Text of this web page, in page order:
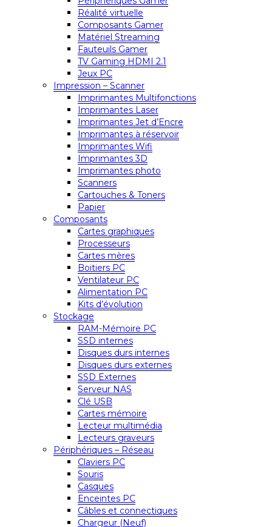
Réalité virtuelle
Composants Gamer
Matériel Streaming
Fauteuils Gamer
TV Gaming HDMI 2.1
Jeux PC
Impression – Scanner
Imprimantes Multifonctions
Imprimantes Laser
Imprimantes Jet d’Encre
Imprimantes à réservoir
Imprimantes Wifi
Imprimantes 3D
Imprimantes photo
Scanners
Cartouches & Toners
Papier
Composants
Cartes graphiques
Processeurs
Cartes mères
Boitiers PC
Ventilateur PC
Alimentation PC
Kits d’évolution
Stockage
RAM-Mémoire PC
SSD internes
Disques durs internes
Disques durs externes
SSD Externes
Serveur NAS
Clé USB
Cartes mémoire
Lecteur multimédia
Lecteurs graveurs
Périphériques – Réseau
Claviers PC
Souris
Casques
Enceintes PC
Câbles et connectiques
Chargeur (Neuf)